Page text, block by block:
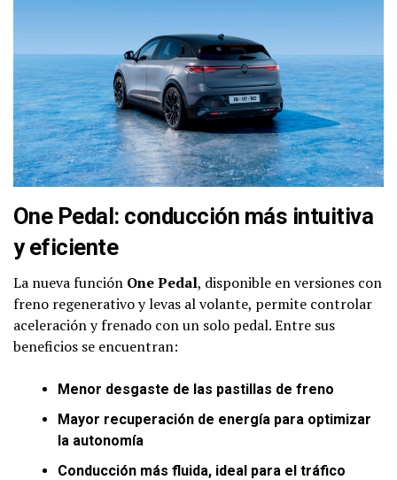
One Pedal: conducción más intuitiva
y eficiente
La nueva función One Pedal, disponible en versiones con
freno regenerativo y levas al volante, permite controlar
aceleración y frenado con un solo pedal. Entre sus
beneficios se encuentran:
Menor desgaste de las pastillas de freno
Mayor recuperación de energía para optimizar
la autonomía
Conducción más fluida, ideal para el tráfico